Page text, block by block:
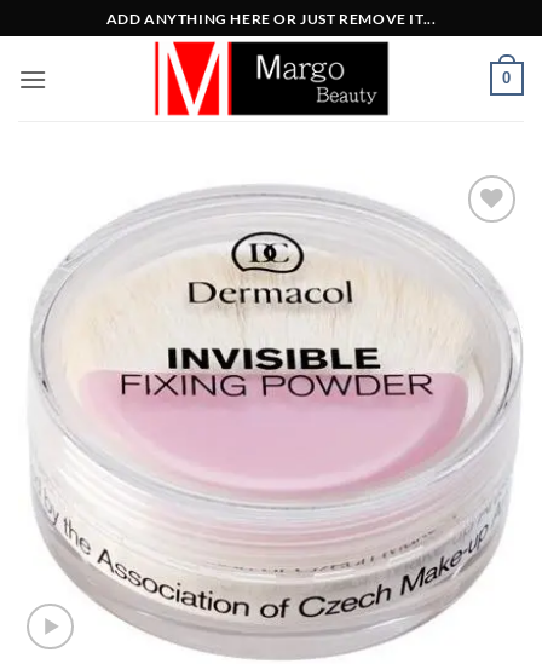
στο
περιεχόμενο
ADD ANYTHING HERE OR JUST REMOVE IT...
0
Add to
Wishlist